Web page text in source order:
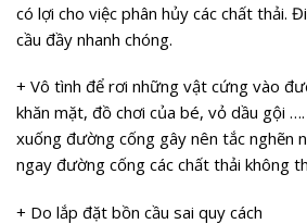
có lợi cho việc phân hủy các chất thải.
cầu đầy nhanh chóng.
+ Vô tình để rơi những vật cứng vào
khăn mặt, đồ chơi của bé, vỏ dầu gội
xuống đường cống gây nên tắc nghẽn
ngay đường cống các chất thải không
+ Do lắp đặt bồn cầu sai quy cách